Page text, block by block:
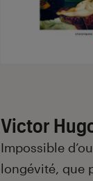
Victor
Impossible
longévité, que